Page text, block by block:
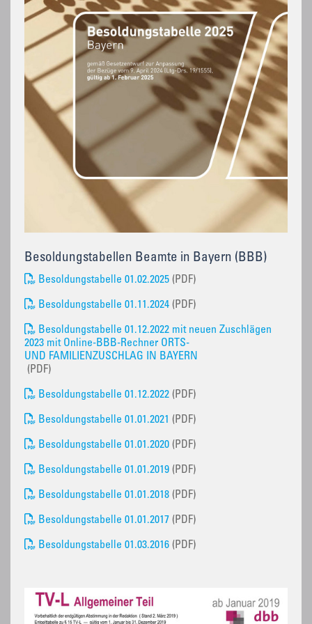
Besoldungstabellen Beamte in Bayern (BBB)
Besoldungstabelle 01.02.2025 (PDF)
Besoldungstabelle 01.11.2024 (PDF)
Besoldungstabelle 01.12.2022 mit neuen Zuschlägen
2023 mit Online-BBB-Rechner ORTS-
UND FAMILIENZUSCHLAG IN BAYERN
(PDF)
Besoldungstabelle 01.12.2022 (PDF)
Besoldungstabelle 01.01.2021 (PDF)
Besoldungstabelle 01.01.2020 (PDF)
Besoldungstabelle 01.01.2019 (PDF)
Besoldungstabelle 01.01.2018 (PDF)
Besoldungstabelle 01.01.2017 (PDF)
Besoldungstabelle 01.03.2016 (PDF)